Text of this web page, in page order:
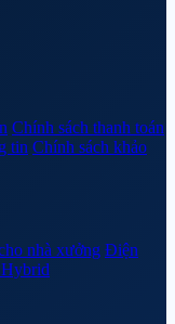
Chính sách thanh toán
tin Chính sách khảo
nhà xưởng Điện